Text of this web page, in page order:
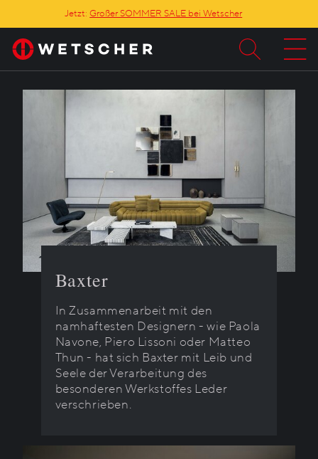
Jetzt:Großer SOMMER SALE bei Wetscher
Baxter
In Zusammenarbeit mit den
namhaftesten Designern - wie Paola
Navone, Piero Lissoni oder Matteo
Thun - hat sich Baxter mit Leib und
Seele der Verarbeitung des
besonderen Werkstoffes Leder
verschrieben.